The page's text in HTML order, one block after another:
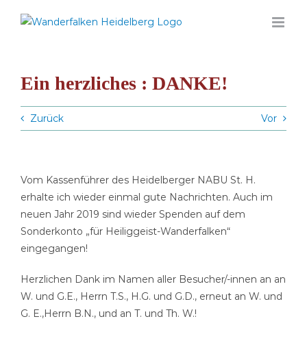
Inhalt
Ein herzliches : DANKE!
Zurück Vor
Vom Kassenführer des Heidelberger NABU St. H.
erhalte ich wieder einmal gute Nachrichten. Auch im
neuen Jahr 2019 sind wieder Spenden auf dem
Sonderkonto „für Heiliggeist-Wanderfalken“
eingegangen!
Herzlichen Dank im Namen aller Besucher/-innen an an
W. und G.E., Herrn T.S., H.G. und G.D., erneut an W. und
G. E.,Herrn B.N., und an T. und Th. W.!